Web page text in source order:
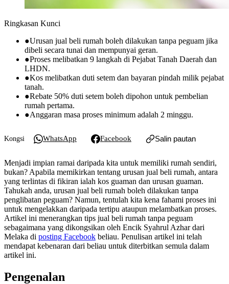
Ringkasan Kunci
●Urusan jual beli rumah boleh dilakukan tanpa peguam jika
dibeli secara tunai dan mempunyai geran.
●Proses melibatkan 9 langkah di Pejabat Tanah Daerah dan
LHDN.
●Kos melibatkan duti setem dan bayaran pindah milik pejabat
tanah.
●Rebate 50% duti setem boleh dipohon untuk pembelian
rumah pertama.
●Anggaran masa proses minimum adalah 2 minggu.
Kongsi WhatsApp Facebook Salin pautan
Menjadi impian ramai daripada kita untuk memiliki rumah sendiri,
bukan? Apabila memikirkan tentang urusan jual beli rumah, antara
yang terlintas di fikiran ialah kos guaman dan urusan guaman.
Tahukah anda, urusan jual beli rumah boleh dilakukan tanpa
penglibatan peguam? Namun, tentulah kita kena fahami proses ini
untuk mengelakkan daripada tertipu ataupun melambatkan proses.
Artikel ini menerangkan tips jual beli rumah tanpa peguam
sebagaimana yang dikongsikan oleh Encik Syahrul Azhar dari
Melaka di posting Facebook beliau. Penulisan artikel ini telah
mendapat kebenaran dari beliau untuk diterbitkan semula dalam
artikel ini.
Pengenalan